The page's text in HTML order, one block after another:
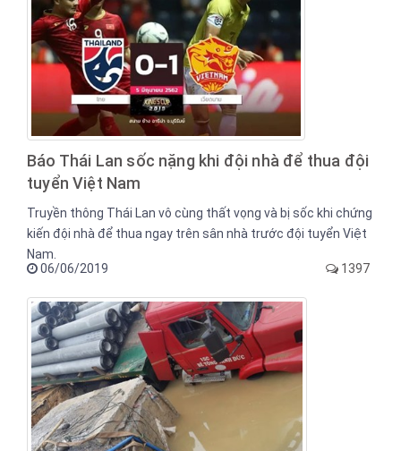
Báo Thái Lan sốc nặng khi đội nhà để thua đội
tuyển Việt Nam
Truyền thông Thái Lan vô cùng thất vọng và bị sốc khi chứng
kiến đội nhà để thua ngay trên sân nhà trước đội tuyển Việt
Nam.
06/06/2019
1397